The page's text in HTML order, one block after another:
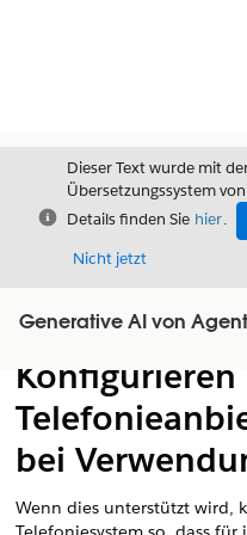
Schließen
Dieser Text wurde mit
Übersetzungssystem
Details finden Sie hier.
Nicht jetzt
Generative AI von
Inhalt anzeigen
Inhalt
Konfigurieren
bei
Wenn dies unterstützt wird,